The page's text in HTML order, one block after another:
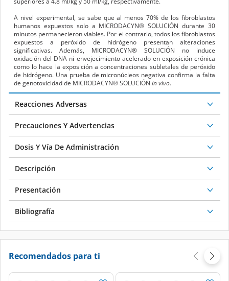
A nivel experimental, se sabe que al menos 70% de los fibroblastos
humanos expuestos solo a MICRODACYN
SOLUCIÓN durante 30
minutos permanecieron viables. Por el contrario, todos los fibroblastos
expuestos a peróxido de hidrógeno presentan alteraciones
significativas. Además, MICRODACYN®SOLUCIÓN no induce
oxidación del DNA ni envejecimiento acelerado en exposición crónica
como lo hace la exposición a concentraciones subletales de peróxido
de hidrógeno. Una prueba de micronúcleos negativa confirma la falta
de genotoxicidad de MICRODACYN®SOLUCIÓNin vivo.
Reacciones Adversas
Precauciones Y Advertencias
Dosis Y Vía De Administración
Descripción
Presentación
Bibliografía